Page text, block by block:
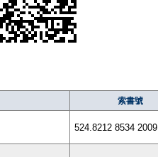
索書號
524.8212 8534 2009